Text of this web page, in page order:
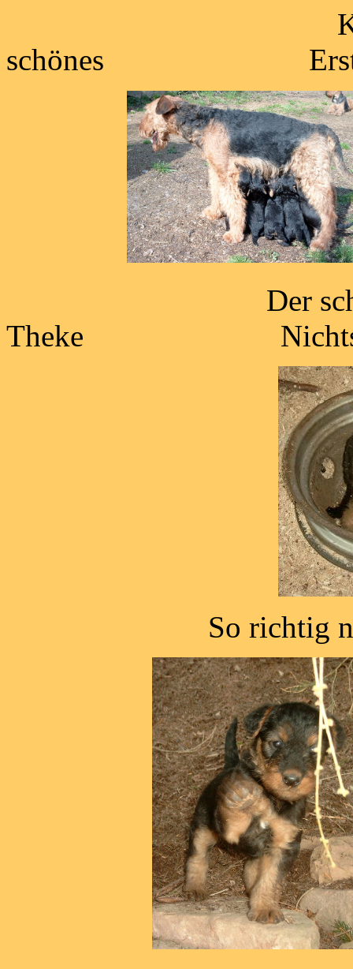
schönes Erster
Der
Theke Nichts
So richtig